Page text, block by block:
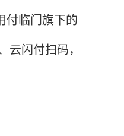
付临门旗下的
闪付扫码，